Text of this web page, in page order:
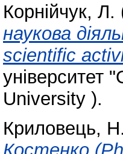
Корнійчук,
наукова
scientific
університет
University ).
Криловець,